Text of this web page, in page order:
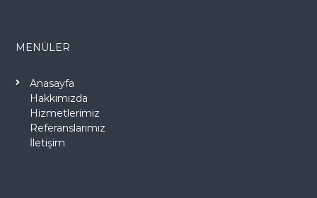
MENÜLER
Anasayfa
Hakkımızda
Hizmetlerimiz
Referanslarımız
İletişim